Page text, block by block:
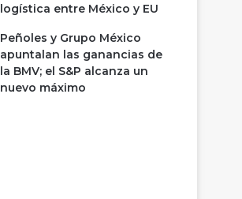
logística entre México y EU
Peñoles y Grupo México
apuntalan las ganancias de
la BMV; el S&P alcanza un
nuevo máximo